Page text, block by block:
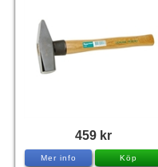
459 kr
Mer info Köp